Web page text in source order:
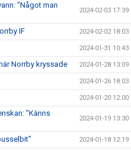
"Något man
2024-02-03 17:39
IF 2024-02-02 18:03
2024-01-31 10:43
Norrby kryssade 2024-01-28 13:09
2024-01-26 18:03
2024-01-20 12:00
"Känns
2024-01-19 13:30
2024-01-18 12:19